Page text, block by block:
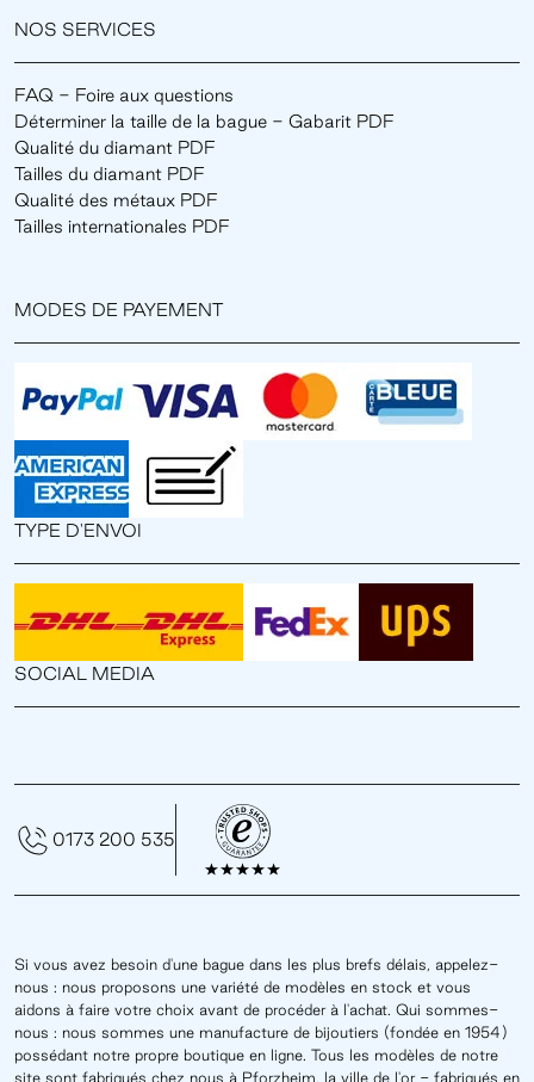
NOS SERVICES
FAQ - Foire aux questions
Déterminer la taille de la bague - Gabarit PDF
Qualité du diamant PDF
Tailles du diamant PDF
Qualité des métaux PDF
Tailles internationales PDF
MODES DE PAYEMENT
TYPE D'ENVOI
SOCIAL MEDIA
Si vous avez besoin d'une bague dans les plus brefs délais, appelez-
nous : nous proposons une variété de modèles en stock et vous
aidons à faire votre choix avant de procéder à l'achat. Qui sommes-
nous : nous sommes une manufacture de bijoutiers (fondée en 1954)
possédant notre propre boutique en ligne. Tous les modèles de notre
site sont fabriqués chez nous à Pforzheim, la ville de l'or - fabriqués en
0173 200 535